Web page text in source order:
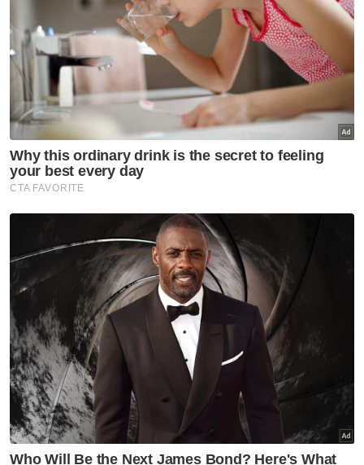
Semasa
Penyalahgunaan dadah babit
kanak-kanak usia 10 hingga 14
tahun amaran serius kepada
negara- Lee Lam Thye
Semasa
'Kayla hanya pinjaman 49 hari'
SUV rempuh pintu kaca balai
berlepas KKIA